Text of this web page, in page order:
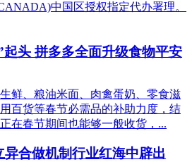
中国区授权指定代办署理。
起头 拼多多全面升级食物平安
、粮油米面、肉禽蛋奶、零食滋
百货等春节必需品的补助力度，结
在春节期间也能够一般收货，...
异合做机制行业红海中辟出